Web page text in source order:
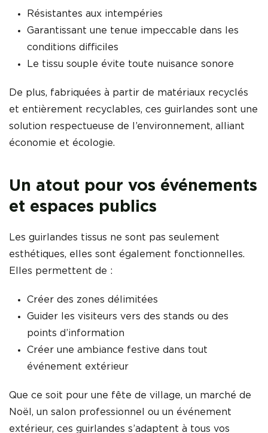
Résistantes aux intempéries
Garantissant une tenue impeccable dans les
conditions difficiles
Le tissu souple évite toute nuisance sonore
De plus, fabriquées à partir de matériaux recyclés
et entièrement recyclables, ces guirlandes sont une
solution respectueuse de l’environnement, alliant
économie et écologie.
Un atout pour vos événements
et espaces publics
Les guirlandes tissus ne sont pas seulement
esthétiques, elles sont également fonctionnelles.
Elles permettent de :
Créer des zones délimitées
Guider les visiteurs vers des stands ou des
points d’information
Créer une ambiance festive dans tout
événement extérieur
Que ce soit pour une fête de village, un marché de
Noël, un salon professionnel ou un événement
extérieur, ces guirlandes s’adaptent à tous vos